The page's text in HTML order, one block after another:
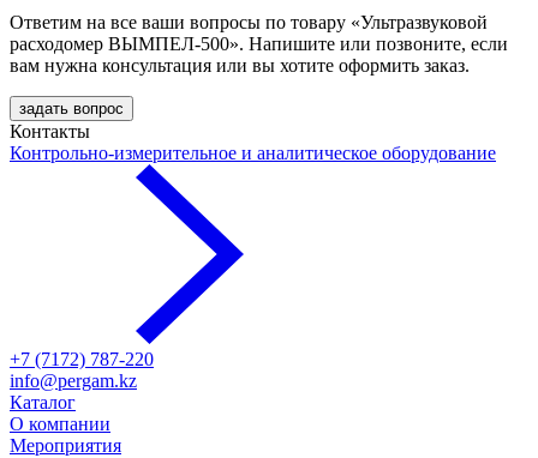
Ответим на все ваши вопросы по товару «Ультразвуковой
расходомер ВЫМПЕЛ-500». Напишите или позвоните, если
вам нужна консультация или вы хотите оформить заказ.
задать вопрос
Контакты
Контрольно-измерительное и аналитическое оборудование
+7 (7172) 787-220
info@pergam.kz
Каталог
О компании
Мероприятия